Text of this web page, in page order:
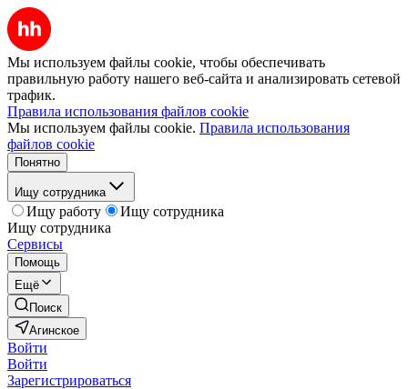
Мы используем файлы cookie, чтобы обеспечивать
правильную работу нашего веб-сайта и анализировать сетевой
трафик.
Правила использования файлов cookie
Мы используем файлы cookie. Правила использования
файлов cookie
Понятно
Ищу сотрудника
Ищу работу
Ищу сотрудника
Ищу сотрудника
Сервисы
Помощь
Ещё
Поиск
Агинское
Войти
Войти
Зарегистрироваться